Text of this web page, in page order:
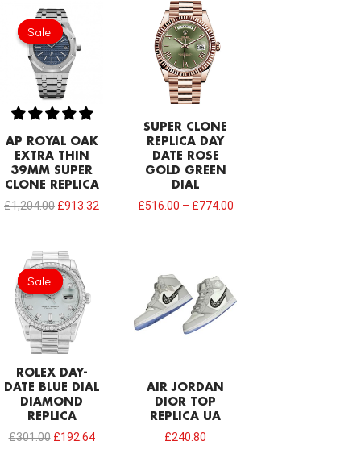
Sale!
Sale!
AP ROYAL OAK
EXTRA THIN
39MM SUPER
CLONE REPLICA
£1,204.00
Original
price
was:
£1,204.00.
£913.32
SUPER CLONE
REPLICA DAY
DATE ROSE
GOLD GREEN
DIAL
£516.00 – £774.00
Sale!
Sale!
ROLEX DAY-
DATE BLUE DIAL
DIAMOND
REPLICA
£301.00
Original
price
was:
£301.00.
£192.64
AIR JORDAN
DIOR TOP
REPLICA UA
£240.80